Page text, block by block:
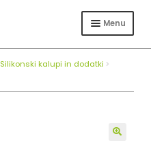
Menu
TRGOVINA
child
O NAS
Silikonski kalupi in dodatki